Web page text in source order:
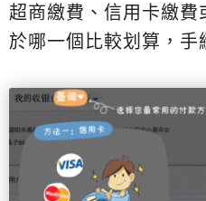
超商繳費、信用卡繳
於哪一個比較划算，手